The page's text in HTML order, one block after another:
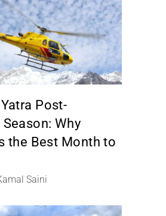
Post-
Why
the Best Month to
Saini